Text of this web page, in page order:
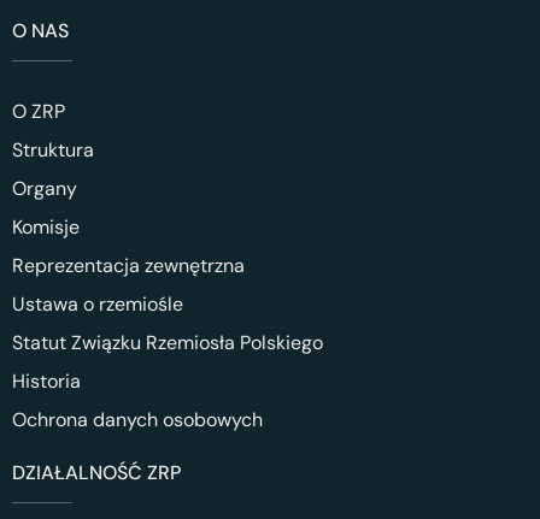
O NAS
O ZRP
Struktura
Organy
Komisje
Reprezentacja zewnętrzna
Ustawa o rzemiośle
Statut Związku Rzemiosła Polskiego
Historia
Ochrona danych osobowych
DZIAŁALNOŚĆ ZRP